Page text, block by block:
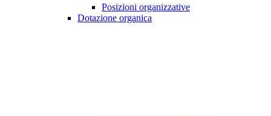
Posizioni organizzative
Dotazione organica